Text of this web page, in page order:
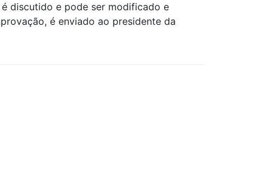
discutido e pode ser modificado e
é enviado ao presidente da